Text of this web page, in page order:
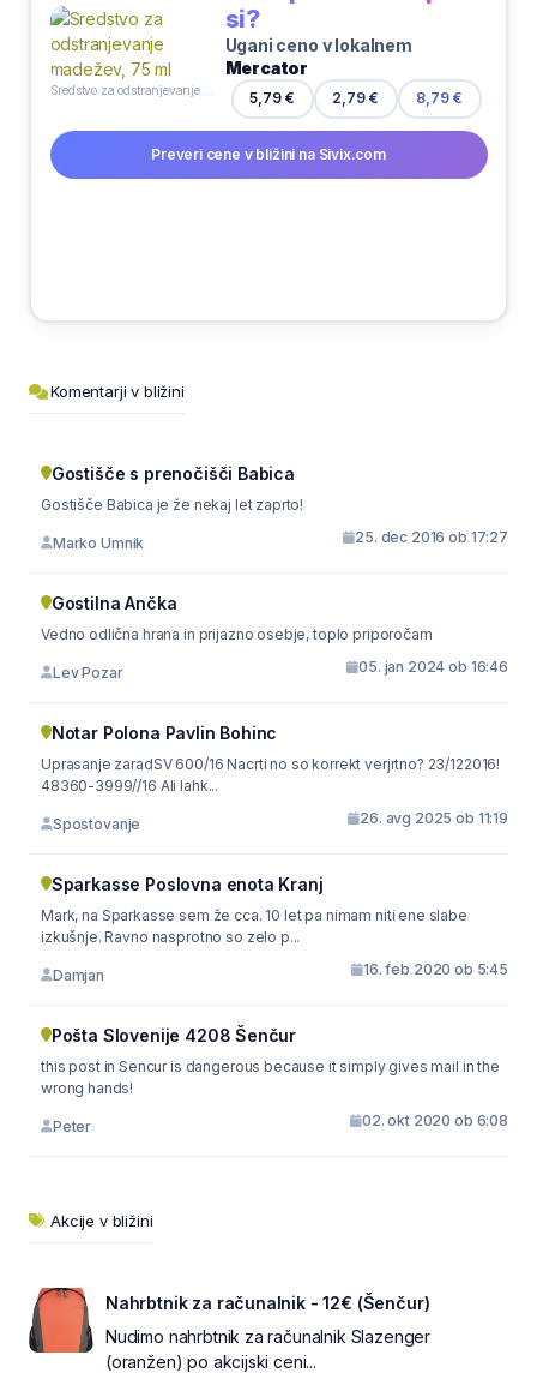
si?
Ugani ceno v lokalnem
Mercator
5,79 € 2,79 € 8,79 €
Preveri cene v bližini na Sivix.com
Komentarji v bližini
Gostišče s prenočišči Babica
Gostišče Babica je že nekaj let zaprto!
Marko Umnik 25. dec 2016 ob 17:27
Gostilna Ančka
Vedno odlična hrana in prijazno osebje, toplo priporočam
Lev Pozar 05. jan 2024 ob 16:46
Notar Polona Pavlin Bohinc
Uprasanje zaradSV 600/16 Nacrti no so korrekt verjrtno? 23/122016!
48360-3999//16 Ali lahk...
Spostovanje 26. avg 2025 ob 11:19
Sparkasse Poslovna enota Kranj
Mark, na Sparkasse sem že cca. 10 let pa nimam niti ene slabe
izkušnje. Ravno nasprotno so zelo p...
Damjan 16. feb 2020 ob 5:45
Pošta Slovenije 4208 Šenčur
this post in Sencur is dangerous because it simply gives mail in the
wrong hands!
Peter 02. okt 2020 ob 6:08
Akcije v bližini
Nahrbtnik za računalnik - 12€ (Šenčur)
Nudimo nahrbtnik za računalnik Slazenger
(oranžen) po akcijski ceni...